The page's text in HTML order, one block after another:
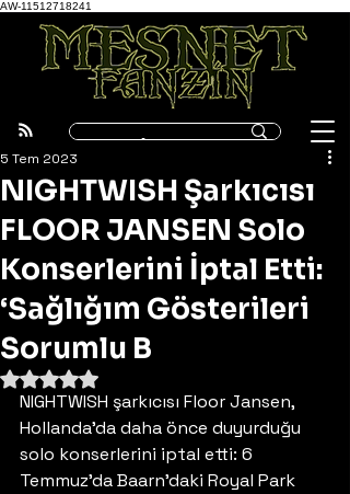
AW-11512718241
NIGHTWISH Şarkıcısı
FLOOR JANSEN Solo
Konserlerini İptal Etti:
‘Sağlığım Gösterileri
Sorumlu B
5 Tem 2023
5 üzerinden NaN yıldız
NIGHTWISH şarkıcısı Floor Jansen,
Hollanda’da daha önce duyurduğu
solo konserlerini iptal etti: 6
Temmuz’da Baarn’daki Royal Park